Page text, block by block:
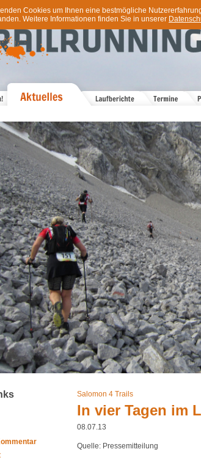
Cookies um Ihnen eine bestmögliche
Weitere Informationen finden Sie in unserer
Salomon 4 Trails
In vier Tagen im
08.07.13
Quelle: Pressemitteilung